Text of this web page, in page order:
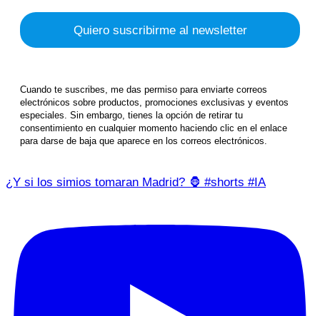
Cuando te suscribes, me das permiso para enviarte correos
electrónicos sobre productos, promociones exclusivas y eventos
especiales. Sin embargo, tienes la opción de retirar tu
consentimiento en cualquier momento haciendo clic en el enlace
para darse de baja que aparece en los correos electrónicos.
¿Y si los simios tomaran Madrid? 🦍 #shorts #IA